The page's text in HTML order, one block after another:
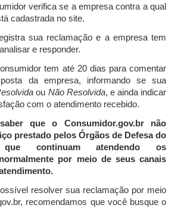
verifica se a empresa contra a qual
cadastrada no site.
sua reclamação e a empresa tem
e responder.
tem até 20 dias para comentar
da empresa, informando se sua
ou Não Resolvida, e ainda indicar
com o atendimento recebido.
que o Consumidor.gov.br não
prestado pelos Órgãos de Defesa do
que continuam atendendo os
por meio de seus canais
resolver sua reclamação por meio
recomendamos que você busque o